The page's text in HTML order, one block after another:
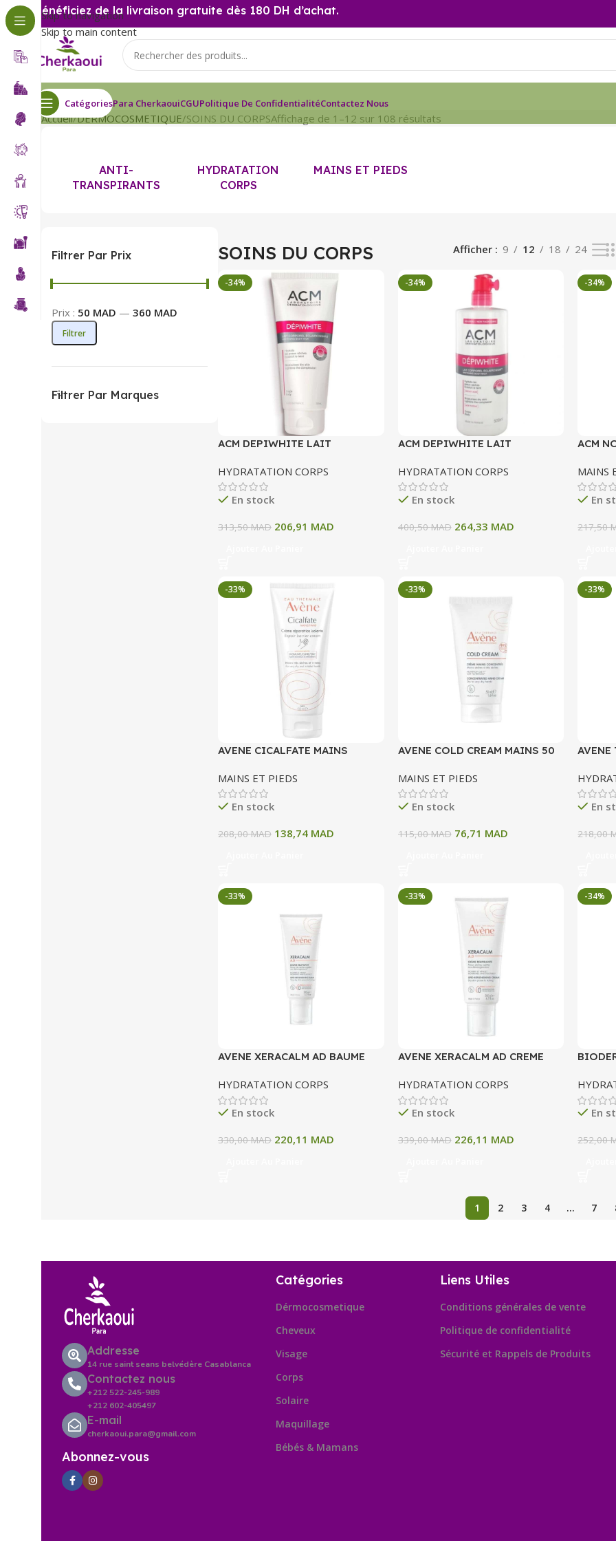
Skip to navigation
Skip to main content
Bénéficiez de la livraison gratuite dès 180 DH d’achat.
CatégoriesPara CherkaouiCGUPolitique De ConfidentialitéContactez Nous
Accueil DERMOCOSMETIQUE SOINS DU CORPSAffichage de 1–12 sur 108 résultats
ANTI-
TRANSPIRANTS
HYDRATATION
CORPS
MAINS ET PIEDS
Filtrer Par Prix
Filtrer
Prix : 50 MAD — 360 MAD
Filtrer Par Marques
SOINS DU CORPS Afficher 9 12 18 24
-34%
ACM DEPIWHITE LAIT
200 ML
HYDRATATION CORPS
En stock
313,50MAD 206,91 MAD
-34%
ACM DEPIWHITE LAIT
500 ML
HYDRATATION CORPS
En stock
400,50MAD 264,33 MAD
-34%
ACM
MAINS
En
217,50
-33%
AVENE CICALFATE MAINS
MAINS 100 ML
MAINS ET PIEDS
En stock
208,00MAD 138,74 MAD
-33%
AVENE COLD CREAM MAINS 50
MAINS ET PIEDS
En stock
115,00MAD 76,71 MAD
-33%
PEAUX
En
218,00
-33%
AVENE XERACALM AD BAUME
HYDRATATION CORPS
En stock
330,00MAD 220,11 MAD
-33%
AVENE XERACALM AD CREME
HYDRATATION CORPS
En stock
339,00MAD 226,11 MAD
-34%
En
252,00
1 2 3 4 … 7
Addresse
14 rue saint seans belvédère Casablanca
Contactez nous
+212 522-245-989
+212 602-405497
E-mail
cherkaoui.para@gmail.com
Abonnez-vous
Catégories
Dérmocosmetique
Cheveux
Visage
Corps
Solaire
Maquillage
Bébés & Mamans
Liens Utiles
Conditions générales de vente
Politique de confidentialité
Sécurité et Rappels de Produits